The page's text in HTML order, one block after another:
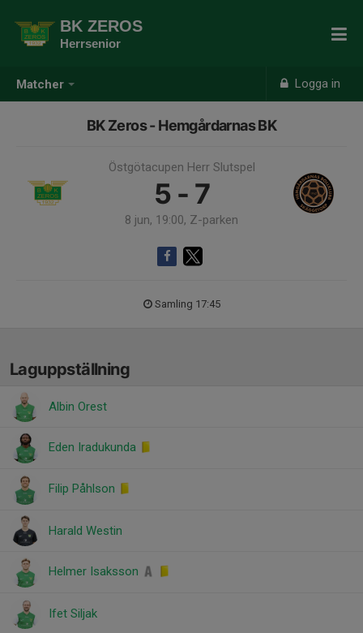
Matcher Logga in
BK ZEROS
Herrsenior
BK Zeros - Hemgårdarnas BK
Östgötacupen Herr Slutspel
5 - 7
8 jun, 19:00, Z-parken
Samling 17:45
Laguppställning
Albin Orest
Eden Iradukunda
Filip Påhlson
Harald Westin
Helmer Isaksson
Ifet Siljak